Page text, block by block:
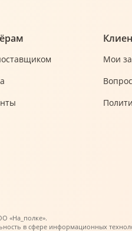
Мои
«На_полке».
в сфере информационных